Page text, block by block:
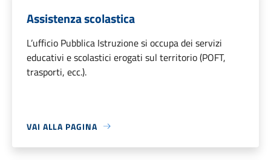
Assistenza scolastica
L’ufficio Pubblica Istruzione si occupa dei servizi
educativi e scolastici erogati sul territorio (POFT,
trasporti, ecc.).
VAI ALLA PAGINA